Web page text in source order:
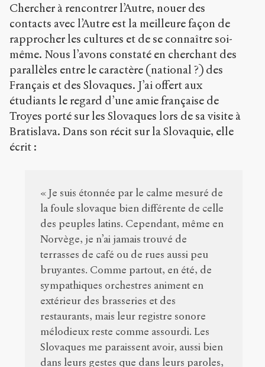
Chercher à rencontrer l’Autre, nouer des
contacts avec l’Autre est la meilleure façon de
rapprocher les cultures et de se connaître soi-
même. Nous l’avons constaté en cherchant des
parallèles entre le caractère (national ?) des
Français et des Slovaques. J’ai offert aux
étudiants le regard d’une amie française de
Troyes porté sur les Slovaques lors de sa visite à
Bratislava. Dans son récit sur la Slovaquie, elle
écrit :
« Je suis étonnée par le calme mesuré de
la foule slovaque bien différente de celle
des peuples latins. Cependant, même en
Norvège, je n’ai jamais trouvé de
terrasses de café ou de rues aussi peu
bruyantes. Comme partout, en été, de
sympathiques orchestres animent en
extérieur des brasseries et des
restaurants, mais leur registre sonore
mélodieux reste comme assourdi. Les
Slovaques me paraissent avoir, aussi bien
dans leurs gestes que dans leurs paroles,